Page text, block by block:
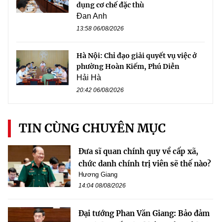
dụng cơ chế đặc thù
Đan Anh
13:58 06/08/2026
Hà Nội: Chỉ đạo giải quyết vụ việc ở
phường Hoàn Kiếm, Phú Diễn
Hải Hà
20:42 06/08/2026
TIN CÙNG CHUYÊN MỤC
Đưa sĩ quan chính quy về cấp xã,
chức danh chính trị viên sẽ thế nào?
Hương Giang
14:04 08/08/2026
Đại tướng Phan Văn Giang: Bảo đảm